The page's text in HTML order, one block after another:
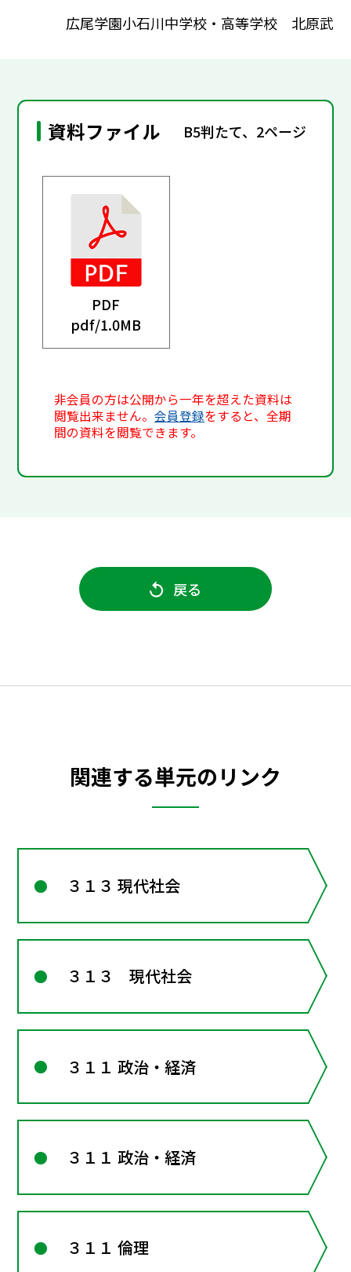
広尾学園小石川中学校・高等学校 北原武
資料ファイル B5判たて、2ページ
PDF
pdf/1.0MB
非会員の方は公開から一年を超えた資料は
閲覧出来ません。会員登録をすると、全期
間の資料を閲覧できます。
戻る
関連する単元のリンク
３１３ 現代社会
３１３ 現代社会
３１１ 政治・経済
３１１ 政治・経済
３１１ 倫理